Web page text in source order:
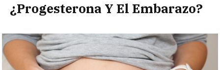
¿Progesterona Y El Embarazo?